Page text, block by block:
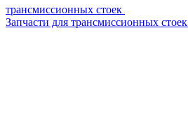
трансмиссионных стоек
Запчасти для трансмиссионных стоек